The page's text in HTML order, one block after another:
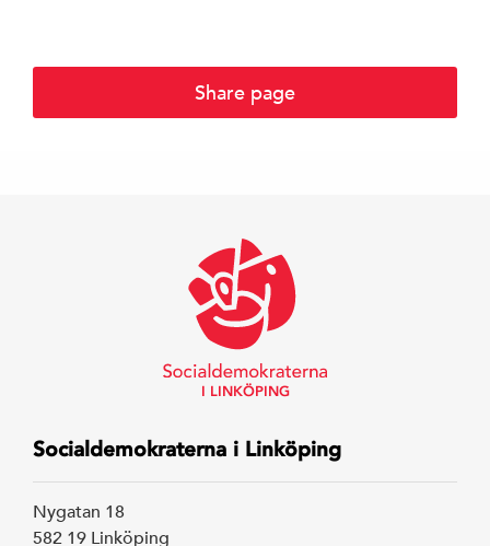
Share page
I LINKÖPING
Socialdemokraterna i Linköping
Nygatan 18
582 19 Linköping